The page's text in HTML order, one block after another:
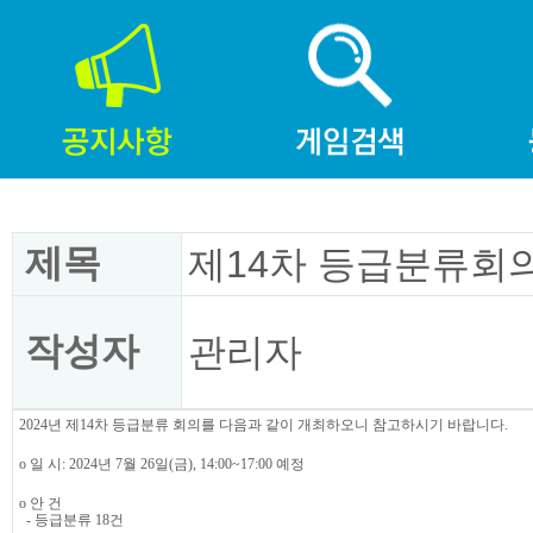
제목 제14차 등급분류회
작성자 관리자
2024년 제14차 등급분류 회의를 다음과 같이 개최하오니 참고하시기 바랍니다.
o 일 시: 2024년 7월 26일(금), 14:00~17:00 예정
o 안 건
- 등급분류 18건